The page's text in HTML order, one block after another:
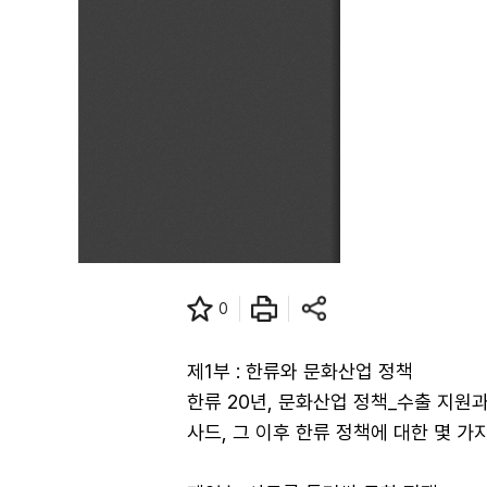
0
제1부 : 한류와 문화산업 정책
한류 20년, 문화산업 정책_수출 지원
사드, 그 이후 한류 정책에 대한 몇 가